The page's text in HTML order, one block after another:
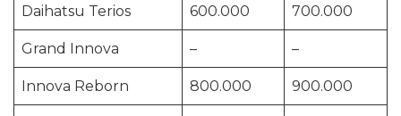
Daihatsu Terios 600.000 700.000
Grand Innova – –
Innova Reborn 800.000 900.000